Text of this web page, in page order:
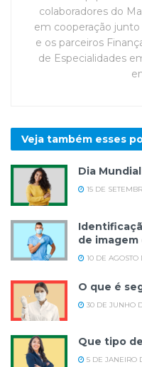
colaboradores do
em cooperação
e os parceiros
de Especialidades
Veja também esses
Dia
15 DE
de
10 DE AGOSTO
O que é
30 DE JUNHO
Que tipo
5 DE JANEIRO